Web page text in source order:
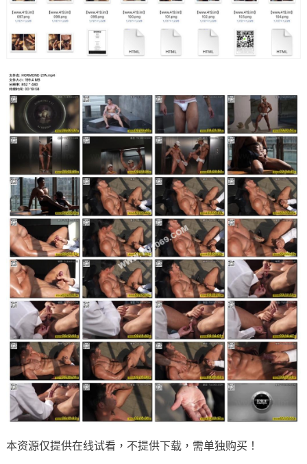
本资源仅提供在线试看，不提供下载，需单独购买！